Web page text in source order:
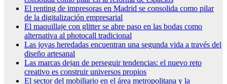
El renting de impresoras en Madrid se consolida como pilar
de la digitalización empresarial
El maquillaje con glitter se abre paso en las bodas como
alternativa al photocall tradicional
Las joyas heredadas encuentran una segunda vida a través del
diseño artesanal
Las marcas dejan de perseguir tendencias: el nuevo reto
creativo es construir universos propios
El sector del mobiliario en el área metropolitana y la